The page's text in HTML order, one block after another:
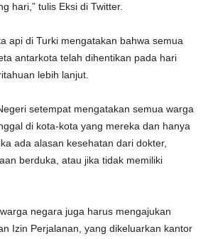
hari,” tulis Eksi di Twitter.
api di Turki mengatakan bahwa semua
antarkota telah dihentikan pada hari
lebih lanjut.
setempat mengatakan semua warga
di kota-kota yang mereka dan hanya
ada alasan kesehatan dari dokter,
berduka, atau jika tidak memiliki
negara juga harus mengajukan
Izin Perjalanan, yang dikeluarkan kantor